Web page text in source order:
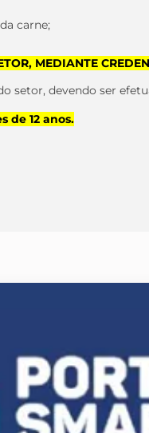
carne;
MEDIANTE
setor, devendo ser
de 12 anos.